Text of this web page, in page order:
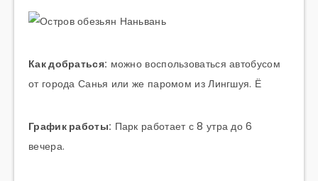
Как добраться: можно воспользоваться автобусом
от города Санья или же паромом из Лингшуя. Ё
График работы: Парк работает с 8 утра до 6
вечера.